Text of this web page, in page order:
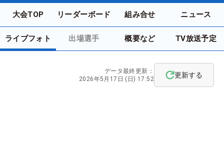
大会TOP リーダーボード 組み合せ ニュース
ライブフォト 出場選手 概要など TV放送予定
データ最終更新：
2026年5月17日 (日) 17:52
更新する